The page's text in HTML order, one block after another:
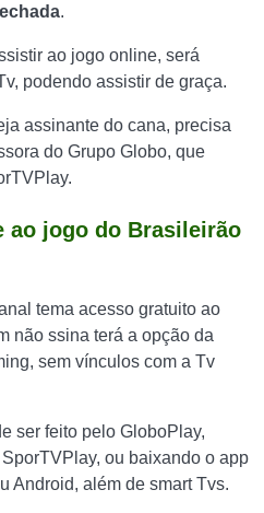
.
ao jogo online, será
podendo assistir de graça.
assinante do cana, precisa
do Grupo Globo, que
ao jogo do Brasileirão
tema acesso gratuito ao
não ssina terá a opção da
sem vínculos com a Tv
ser feito pelo GloboPlay,
ou baixando o app
Android, além de smart Tvs.